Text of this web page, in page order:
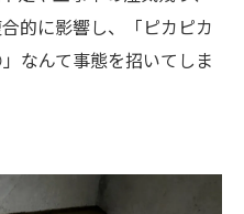
的に影響し、「ピカピカ
なんて事態を招いてしま